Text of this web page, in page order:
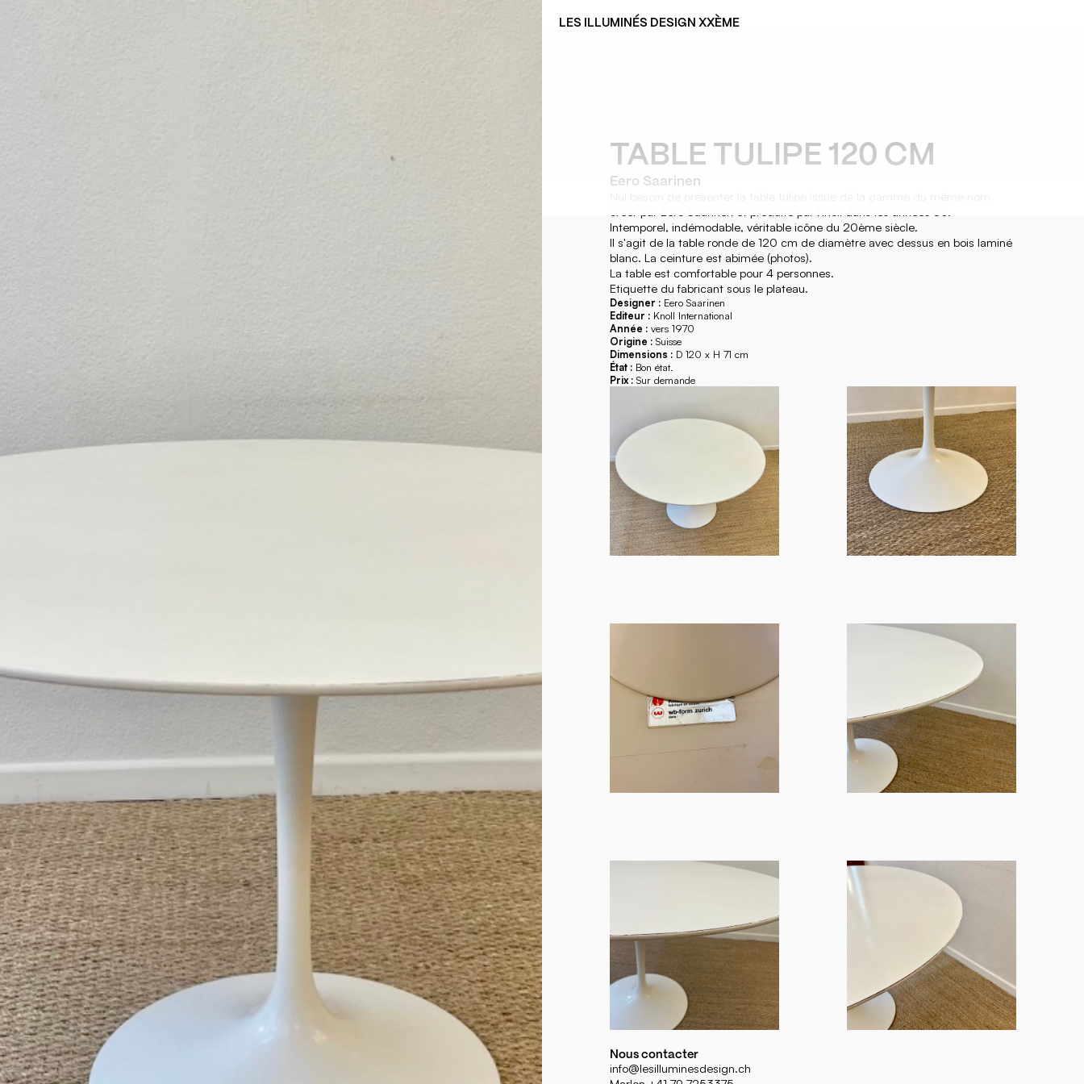
LES ILLUMINÉS DESIGN XXÈME
TABLE TULIPE 120 CM
Eero Saarinen
créer par Eero Saarinen et produite par Knoll dans les années 50.
Intemporel, indémodable, véritable icône du 20ème siècle.
Il s'agit de la table ronde de 120 cm de diamètre avec dessus en bois laminé
blanc. La ceinture est abimée (photos).
La table est comfortable pour 4 personnes.
Etiquette du fabricant sous le plateau.
Designer : Eero Saarinen
Editeur : Knoll International
Année : vers 1970
Origine : Suisse
Dimensions : D 120 x H 71 cm
État : Bon état.
Prix : Sur demande
Nous contacter
info@lesilluminesdesign.ch